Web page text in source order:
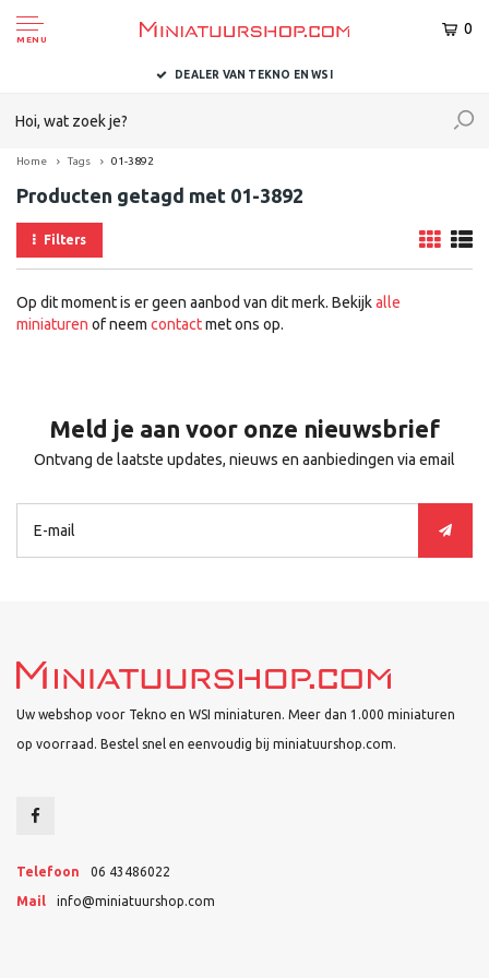
MENU
0
DEALER VAN TEKNO EN WSI
Home Tags 01-3892
Producten getagd met 01-3892
Filters
Op dit moment is er geen aanbod van dit merk. Bekijkalle
miniaturen of neem contactmet ons op.
Meld je aan voor onze nieuwsbrief
Ontvang de laatste updates, nieuws en aanbiedingen via email
Uw webshop voor Tekno en WSI miniaturen. Meer dan 1.000 miniaturen
op voorraad. Bestel snel en eenvoudig bij miniatuurshop.com.
Telefoon 06 43486022
Mail info@miniatuurshop.com